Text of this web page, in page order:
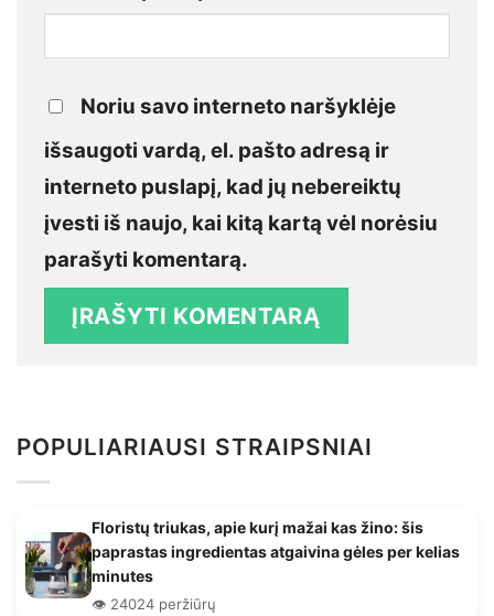
Noriu savo interneto naršyklėje
išsaugoti vardą, el. pašto adresą ir
interneto puslapį, kad jų nebereiktų
įvesti iš naujo, kai kitą kartą vėl norėsiu
parašyti komentarą.
POPULIARIAUSI STRAIPSNIAI
Floristų triukas, apie kurį mažai kas žino: šis
paprastas ingredientas atgaivina gėles per kelias
minutes
👁️ 24024 peržiūrų